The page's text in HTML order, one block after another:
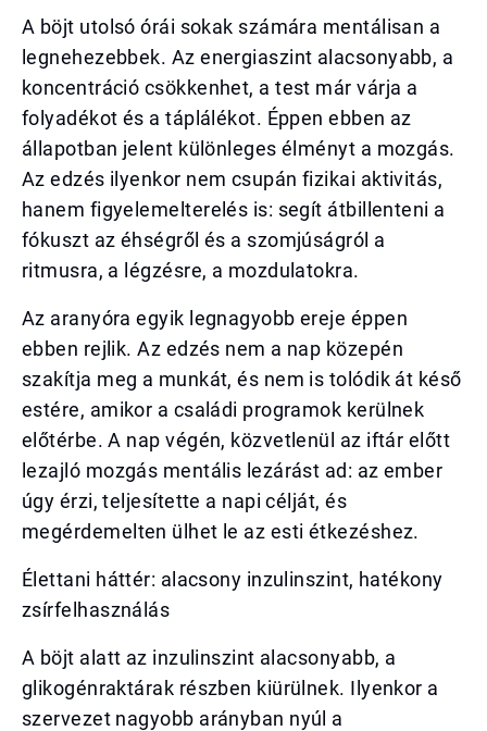
A böjt utolsó órái sokak számára mentálisan a
legnehezebbek. Az energiaszint alacsonyabb, a
koncentráció csökkenhet, a test már várja a
folyadékot és a táplálékot. Éppen ebben az
állapotban jelent különleges élményt a mozgás.
Az edzés ilyenkor nem csupán fizikai aktivitás,
hanem figyelemelterelés is: segít átbillenteni a
fókuszt az éhségről és a szomjúságról a
ritmusra, a légzésre, a mozdulatokra.
Az aranyóra egyik legnagyobb ereje éppen
ebben rejlik. Az edzés nem a nap közepén
szakítja meg a munkát, és nem is tolódik át késő
estére, amikor a családi programok kerülnek
előtérbe. A nap végén, közvetlenül az iftár előtt
lezajló mozgás mentális lezárást ad: az ember
úgy érzi, teljesítette a napi célját, és
megérdemelten ülhet le az esti étkezéshez.
Élettani háttér: alacsony inzulinszint, hatékony
zsírfelhasználás
A böjt alatt az inzulinszint alacsonyabb, a
glikogénraktárak részben kiürülnek. Ilyenkor a
szervezet nagyobb arányban nyúl a